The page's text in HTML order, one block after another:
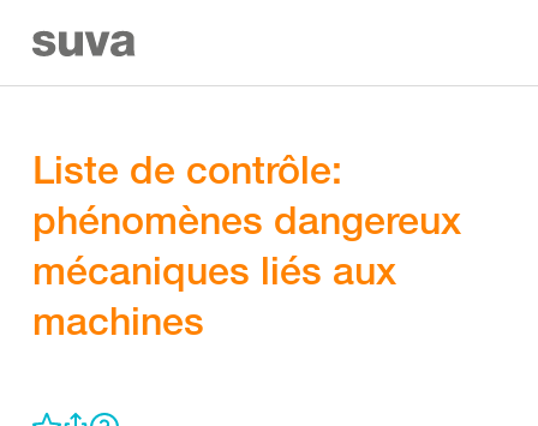
Liste de contrôle:
phénomènes dangereux
mécaniques liés aux
machines